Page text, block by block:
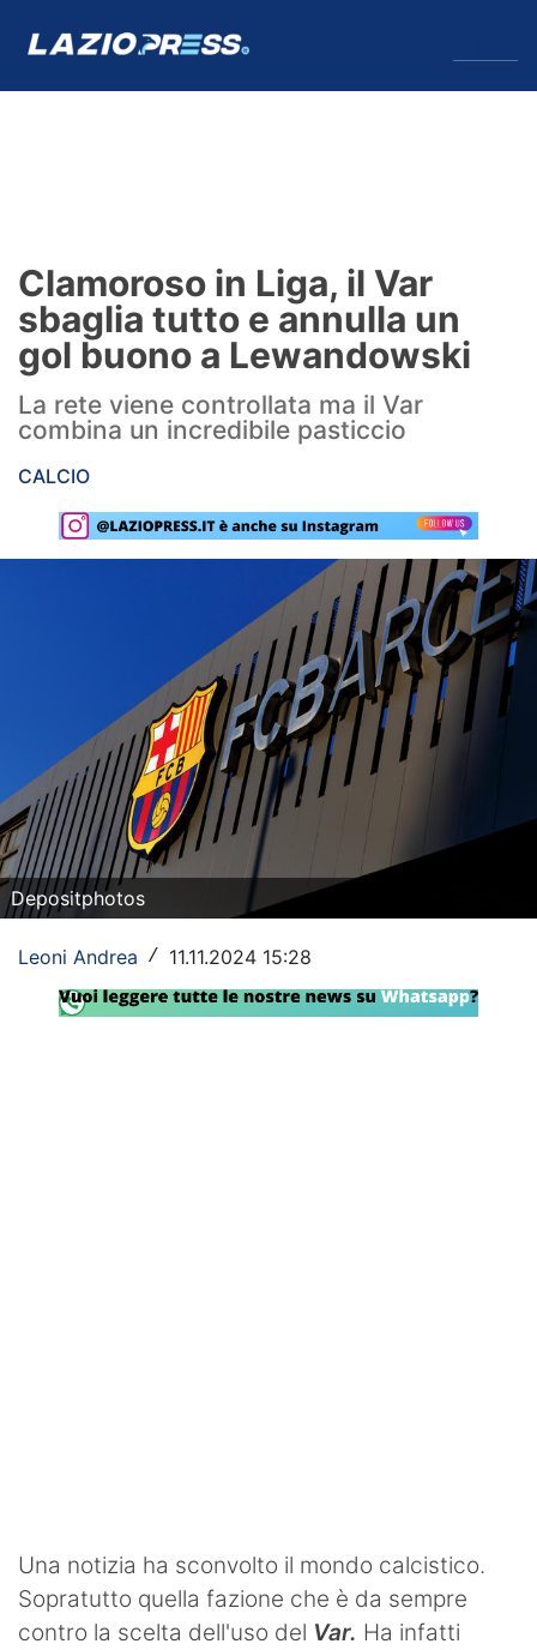
Formello
Infortuni
Primavera
Calciomercato
Lazio Women
Serie A
Champions League
Europa League
Altri Sport
Tennis
Clamoroso in Liga, il Var
sbaglia tutto e annulla un
gol buono a Lewandowski
La rete viene controllata ma il Var
combina un incredibile pasticcio
CALCIO
Depositphotos
Leoni Andrea / 11.11.2024 15:28
Una notizia ha sconvolto il mondo calcistico.
Sopratutto quella fazione che è da sempre
contro la scelta dell'uso del Var. Ha infatti